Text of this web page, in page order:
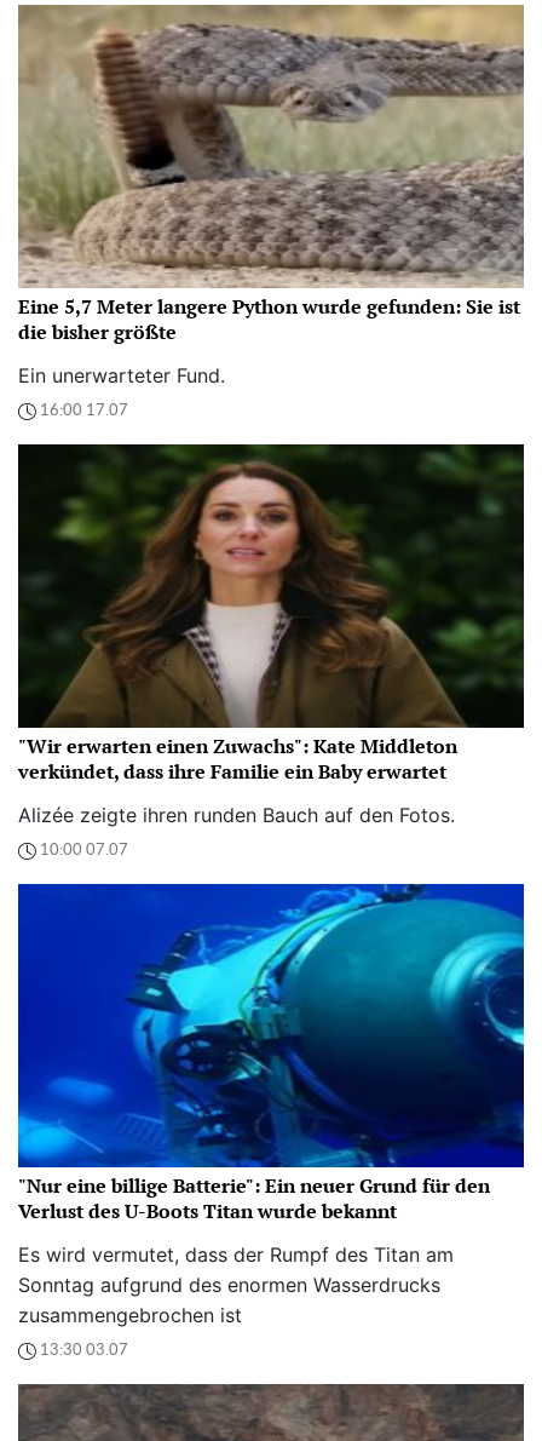
Eine 5,7 Meter langere Python wurde gefunden: Sie ist
die bisher größte
Ein unerwarteter Fund.
16:00 17.07
"Wir erwarten einen Zuwachs": Kate Middleton
verkündet, dass ihre Familie ein Baby erwartet
Alizée zeigte ihren runden Bauch auf den Fotos.
10:00 07.07
"Nur eine billige Batterie": Ein neuer Grund für den
Verlust des U-Boots Titan wurde bekannt
Es wird vermutet, dass der Rumpf des Titan am
Sonntag aufgrund des enormen Wasserdrucks
zusammengebrochen ist
13:30 03.07